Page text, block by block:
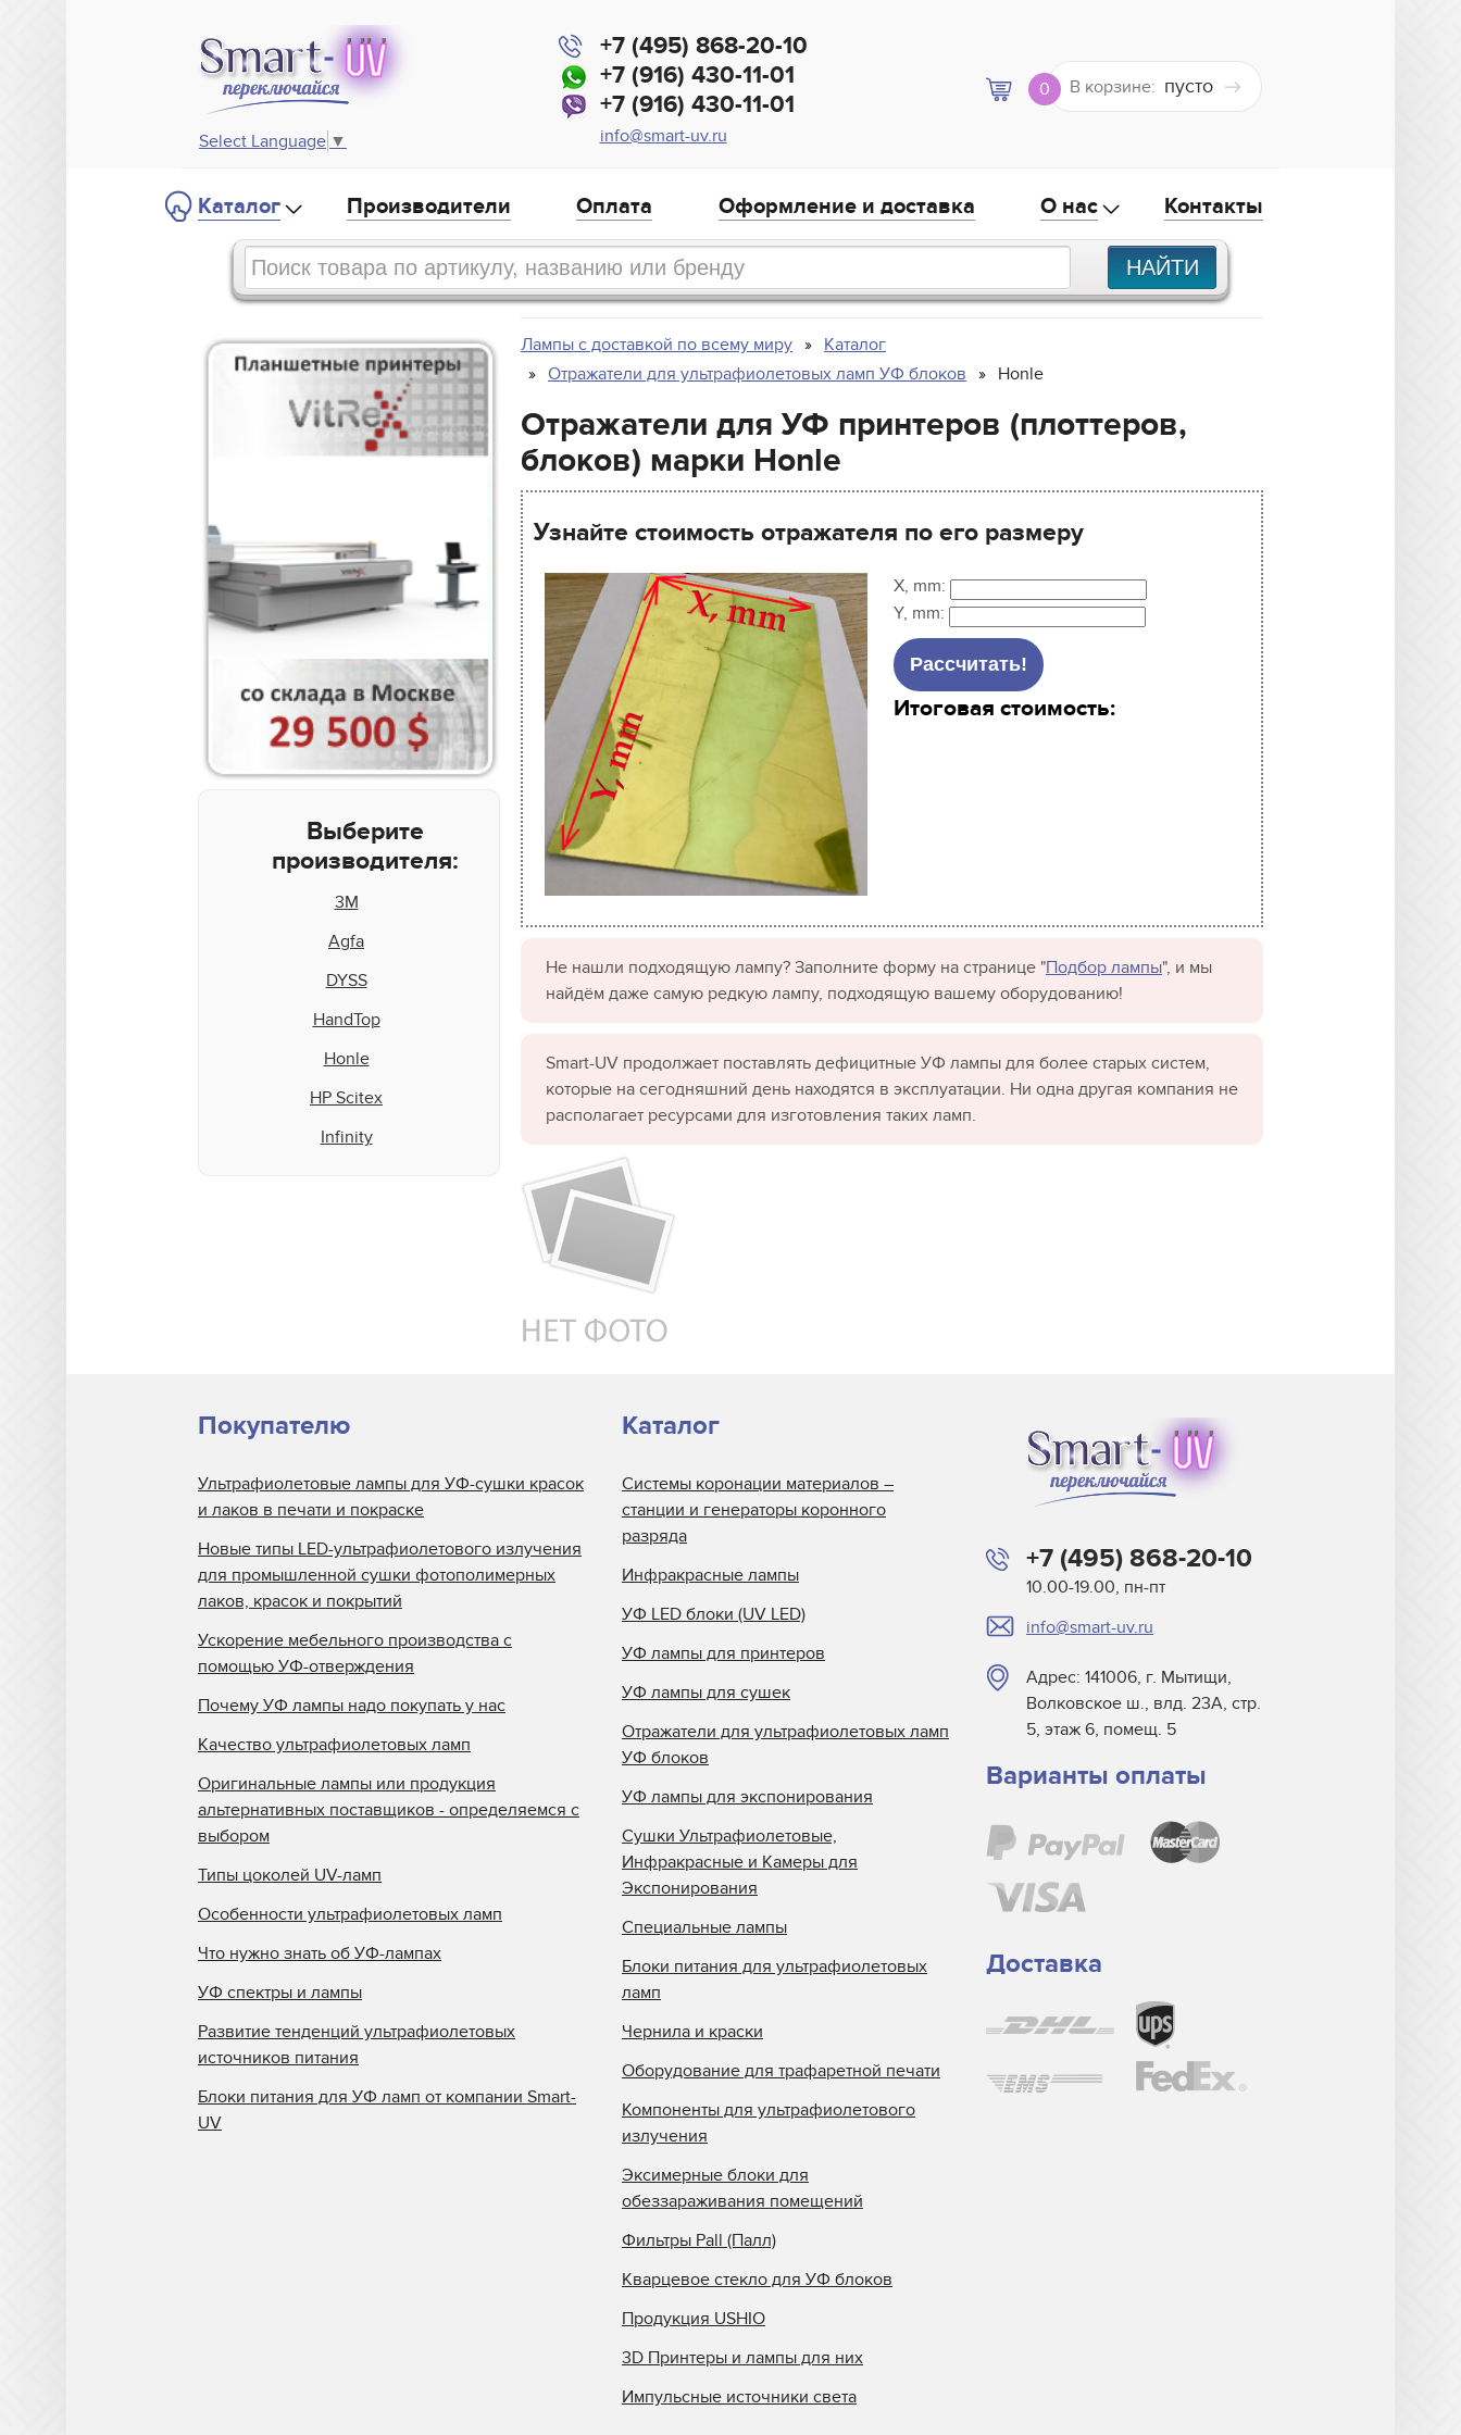
Select Language ▼
+7 (495) 868-20-10
+7 (916) 430-11-01
+7 (916) 430-11-01
info@smart-uv.ru
0 В корзине: пусто
Каталог Производители Оплата Оформление и доставка О нас Контакты
Лампы с доставкой по всему миру
Каталог
Отражатели для ультрафиолетовых ламп УФ блоков
Honle
Отражатели для УФ принтеров (плоттеров,
блоков) марки Honle
Узнайте стоимость отражателя по его размеру
X, mm:
Y, mm:
Итоговая стоимость:
Не нашли подходящую лампу? Заполните форму на странице "Подбор лампы", и мы
найдём даже самую редкую лампу, подходящую вашему оборудованию!
Smart-UV продолжает поставлять дефицитные УФ лампы для более старых систем,
которые на сегодняшний день находятся в эксплуатации. Ни одна другая компания не
располагает ресурсами для изготовления таких ламп.
Выберите
производителя:
3M
Agfa
DYSS
HandTop
Honle
HP Scitex
Infinity
MTL Print
NUR
Oce
Printing Imaging Tech.
SkyJet
SwisQprint
Teckwin
Triangle Milano
Truepress
Uviterno
+7 (495) 868-20-10
10.00-19.00, пн-пт
info@smart-uv.ru
Адрес: 141006, г. Мытищи,
Волковское ш., влд. 23А, стр.
5, этаж 6, помещ. 5
Варианты оплаты
Доставка
Покупателю
Ультрафиолетовые лампы для УФ-сушки красок
и лаков в печати и покраске
Новые типы LED-ультрафиолетового излучения
для промышленной сушки фотополимерных
лаков, красок и покрытий
Ускорение мебельного производства с
помощью УФ-отверждения
Почему УФ лампы надо покупать у нас
Качество ультрафиолетовых ламп
Оригинальные лампы или продукция
альтернативных поставщиков - определяемся с
выбором
Типы цоколей UV-ламп
Особенности ультрафиолетовых ламп
Что нужно знать об УФ-лампах
УФ спектры и лампы
Развитие тенденций ультрафиолетовых
источников питания
Блоки питания для УФ ламп от компании Smart-
UV
Каталог
Системы коронации материалов –
станции и генераторы коронного
разряда
Инфракрасные лампы
УФ LED блоки (UV LED)
УФ лампы для принтеров
УФ лампы для сушек
Отражатели для ультрафиолетовых ламп
УФ блоков
УФ лампы для экспонирования
Сушки Ультрафиолетовые,
Инфракрасные и Камеры для
Экспонирования
Специальные лампы
Блоки питания для ультрафиолетовых
ламп
Чернила и краски
Оборудование для трафаретной печати
Компоненты для ультрафиолетового
излучения
Эксимерные блоки для
обеззараживания помещений
Фильтры Pall (Палл)
Кварцевое стекло для УФ блоков
Продукция USHIO
3D Принтеры и лампы для них
Импульсные источники света